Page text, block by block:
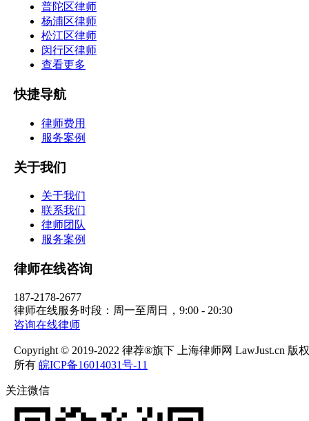
普陀区律师
杨浦区律师
松江区律师
闵行区律师
查看更多
快捷导航
律师费用
服务案例
关于我们
关于我们
联系我们
律师团队
服务案例
律师在线咨询
187-2178-2677
律师在线服务时段：周一至周日，9:00 - 20:30
咨询在线律师
Copyright © 2019-2022 律荐®旗下 上海律师网 LawJust.cn 版权
所有 皖ICP备16014031号-11
关注微信